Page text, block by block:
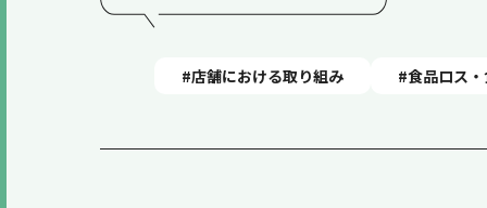
#店舗における取り組み #食品ロス